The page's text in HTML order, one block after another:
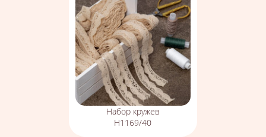
Набор кружев
Н1169/40